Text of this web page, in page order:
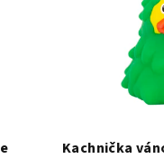
Kachnička